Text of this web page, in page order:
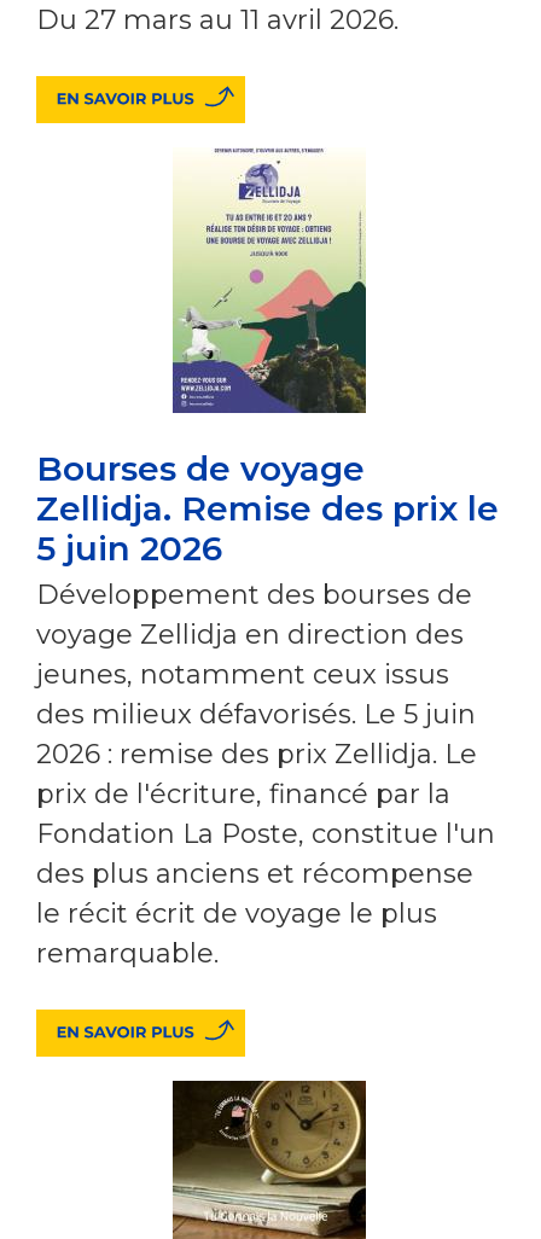
Du 27 mars au 11 avril 2026.
Bourses de voyage
Zellidja. Remise des prix le
5 juin 2026
Développement des bourses de
voyage Zellidja en direction des
jeunes, notamment ceux issus
des milieux défavorisés. Le 5 juin
2026 : remise des prix Zellidja. Le
prix de l'écriture, financé par la
Fondation La Poste, constitue l'un
des plus anciens et récompense
le récit écrit de voyage le plus
remarquable.